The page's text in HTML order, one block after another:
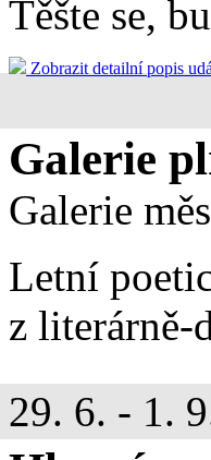
Těšte se,
Zobrazit detailní popis
Galerie
Galerie
Letní
z literárně-
29. 6. - 1.